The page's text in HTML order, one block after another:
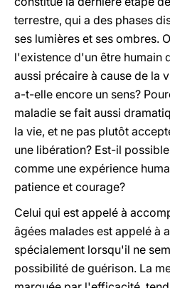
terrestre, qui a des phases
ses lumières et ses ombres.
l'existence d'un être humain
aussi précaire à cause de la
a-t-elle encore un sens?
maladie se fait aussi
la vie, et ne pas plutôt
une libération? Est-il
comme une expérience
patience et courage?
Celui qui est appelé à
âgées malades est appelé à
spécialement lorsqu'il ne
possibilité de guérison. La